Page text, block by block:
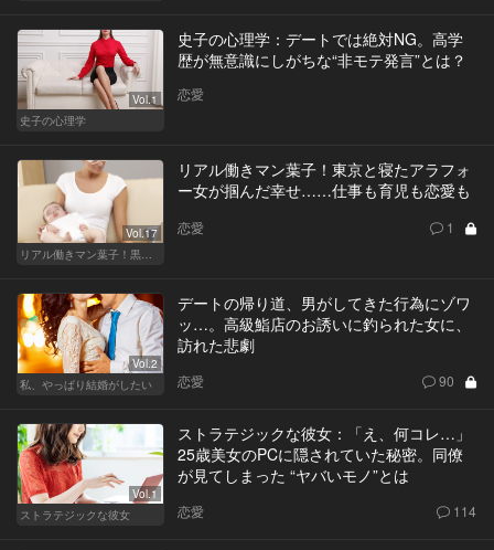
Vol.1
史子の心理学
史子の心理学：デートでは絶対NG。高学
歴が無意識にしがちな“非モテ発言”とは？
恋愛
Vol.17
リアル働きマン葉子！東京と寝たアラフォ
ー女が掴んだ幸せ……仕事も育児も恋愛も
恋愛 1
Vol.2
私、やっぱり結婚がしたい
デートの帰り道、男がしてきた行為にゾワ
ッ…。高級鮨店のお誘いに釣られた女に、
訪れた悲劇
恋愛 90
Vol.1
ストラテジックな彼女
ストラテジックな彼女：「え、何コレ…」
25歳美女のPCに隠されていた秘密。同僚
が見てしまった “ヤバいモノ”とは
恋愛 114